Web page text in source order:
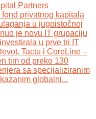
Partners
fond privatnog kapitala
u jugoistočnoj
je novu IT grupaciju
u prve tri IT
Tactu i CoreLine –
tim od preko 130
sa specijaliziranim
globalni...